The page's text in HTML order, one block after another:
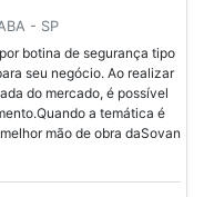
- SP
botina de segurança tipo
seu negócio. Ao realizar
do mercado, é possível
a temática é
mão de obra daSovan